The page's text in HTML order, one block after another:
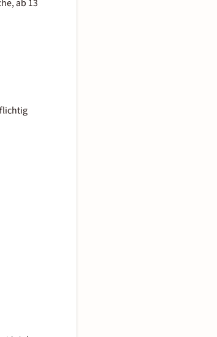
ab 13